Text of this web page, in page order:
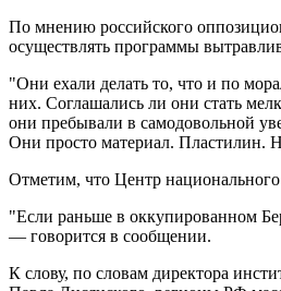
По мнению российского
осуществлять программы
"Они ехали делать то, что и по
них. Соглашались ли они стать
они пребывали в самодовольной
Они просто материал. Пластилин.
Отметим, что Центр
"Если раньше в оккупированном
— говорится в сообщении.
К слову, по словам директора